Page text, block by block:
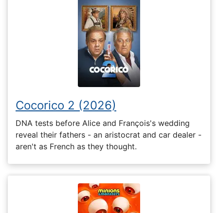
Cocorico 2 (2026)
DNA tests before Alice and François's wedding
reveal their fathers - an aristocrat and car dealer -
aren't as French as they thought.